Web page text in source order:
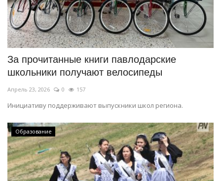
За прочитанные книги павлодарские
школьники получают велосипеды
Апрель 23, 2026 0 157
Инициативу поддерживают выпускники школ региона.
Образование